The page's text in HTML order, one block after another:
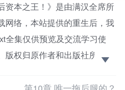
资本之王！》是由满汉全席所
网络，本站提供的重生后，我
全集仅供预览及交流学习使
权归原作者和出版社所有，